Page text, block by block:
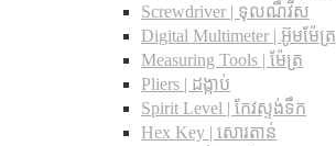
Screwdriver | ទុលណឺវីស
Digital Multimeter | អ៊ូមម៉ែត្រ
Measuring Tools | ម៉ែត្រ
Pliers | ដង្កាប់
Spirit Level | កែវស្ទង់ទឹក
Hex Key | សោរតាន់